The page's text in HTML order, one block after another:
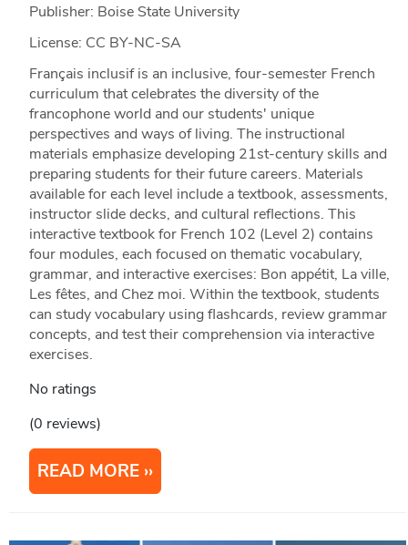
Publisher: Boise State University
License: CC BY-NC-SA
Français inclusif is an inclusive, four-semester French
curriculum that celebrates the diversity of the
francophone world and our students' unique
perspectives and ways of living. The instructional
materials emphasize developing 21st-century skills and
preparing students for their future careers. Materials
available for each level include a textbook, assessments,
instructor slide decks, and cultural reflections. This
interactive textbook for French 102 (Level 2) contains
four modules, each focused on thematic vocabulary,
grammar, and interactive exercises: Bon appétit, La ville,
Les fêtes, and Chez moi. Within the textbook, students
can study vocabulary using flashcards, review grammar
concepts, and test their comprehension via interactive
exercises.
No ratings
(0 reviews)
READ MORE